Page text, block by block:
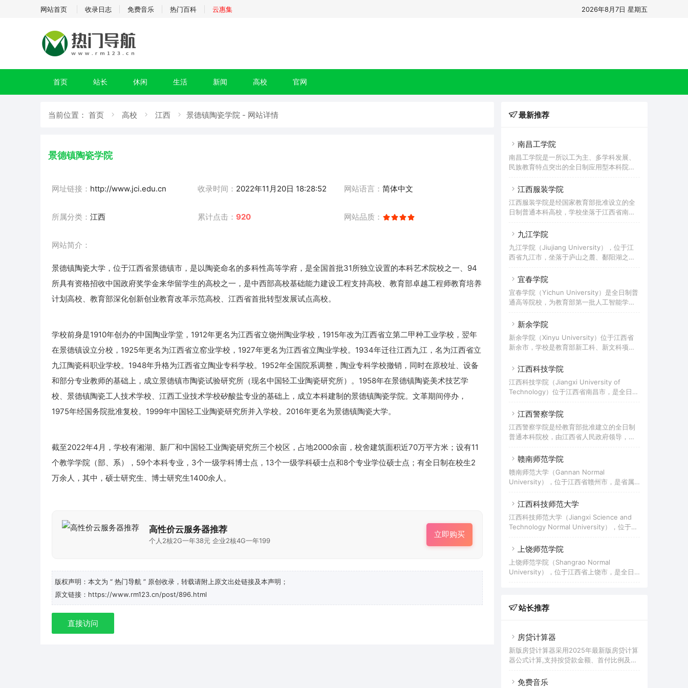
网站首页 收录日志 免费音乐 热门百科 云惠集 2026年8月7日 星期五
首页 站长 休闲 生活 新闻 高校 官网
当前位置： 首页 高校 江西 景德镇陶瓷学院 - 网站详情
景德镇陶瓷学院
网址链接： http://www.jci.edu.cn 收录时间： 2022年11月20日 18:28:52 网站语言： 简体中文
所属分类： 江西 累计点击：920 网站品质：
网站简介：
景德镇陶瓷大学，位于江西省景德镇市，是以陶瓷命名的多科性高等学府，是全国首批31所独立设置的本科艺术院校之一、94
所具有资格招收中国政府奖学金来华留学生的高校之一，是中西部高校基础能力建设工程支持高校、教育部卓越工程师教育培养
计划高校、教育部深化创新创业教育改革示范高校、江西省首批转型发展试点高校。
学校前身是1910年创办的中国陶业学堂，1912年更名为江西省立饶州陶业学校，1915年改为江西省立第二甲种工业学校，翌年
在景德镇设立分校，1925年更名为江西省立窑业学校，1927年更名为江西省立陶业学校。1934年迁往江西九江，名为江西省立
九江陶瓷科职业学校。1948年升格为江西省立陶业专科学校。1952年全国院系调整，陶业专科学校撤销，同时在原校址、设备
和部分专业教师的基础上，成立景德镇市陶瓷试验研究所（现名中国轻工业陶瓷研究所）。1958年在景德镇陶瓷美术技艺学
校、景德镇陶瓷工人技术学校、江西工业技术学校矽酸盐专业的基础上，成立本科建制的景德镇陶瓷学院。文革期间停办，
1975年经国务院批准复校。1999年中国轻工业陶瓷研究所并入学校。2016年更名为景德镇陶瓷大学。
截至2022年4月，学校有湘湖、新厂和中国轻工业陶瓷研究所三个校区，占地2000余亩，校舍建筑面积近70万平方米；设有11
个教学学院（部、系），59个本科专业，3个一级学科博士点，13个一级学科硕士点和8个专业学位硕士点；有全日制在校生2
万余人，其中，硕士研究生、博士研究生1400余人。
高性价云服务器推荐
个人2核2G一年38元 企业2核4G一年199
立即购买
版权声明：本文为 “ 热门导航 ” 原创收录，转载请附上原文出处链接及本声明；
原文链接：https://www.rm123.cn/post/896.html
直接访问
最新推荐
南昌工学院
南昌工学院是一所以工为主、多学科发展、
民族教育特点突出的全日制应用型本科院
西省“向应用型高校转型发展试点院校”。学
1998年，学校更名为赣江专修学院。2003
年，学校更名为江西赣江职业技术学院。
准，在江西赣江职业技术学院的基础上设立
南昌工学院。截至2021年2月，学校占地面
积1183亩，校舍建筑总面积56万平方米；设
个专科专业；有
江西服装学院
江西服装学院是经国家教育部批准设立的全
日制普通本科高校，学校坐落于江西省南昌
校，是一所面向时尚行业，以培养创意设
门人才为主的专业性院校。学校前身是1991
年7月建立的民办江西服装学院；1998年2
月，学校更名为江西服装职业技术学院，成
为具有独立颁发国家高等教育学历文凭资格
的全日制普通高校。2011年4月，经国家教
更名为江西服装学院。据2016年8
九江学院
九江学院（Jiujiang University），位于江
西省九江市，坐落于庐山之麓、鄱阳湖之
育培养计划”，是实行军地共建，省、市（九
通高等院校。九江学院由九江财经高等专科
学校、九江师范专科学校、九江医学专科学
组建而成。原九江财经高等专科学校前身为
创建于1981年的解放军企业干部学校；原九
江师范专科学校创建于1958年；原九江医学
校；原
宜春学院
宜春学院（Yichun University）是全日制普
通高等院校，为教育部第一批人工智能学院
划（百千万工程）建设学校”、江西省首批转
范基地。学校的前身是1958年创办的宜春大
学。2000年1月，经国家教育部批准，由原
宜春农业专科学校、宜春市职工业余大学合
并升格为全日制公办本科院校。截至2022年
4月，学校有本部校区、北校区和新校区三个
新余学院
新余学院（Xinyu University）位于江西省
新余市，学校是教育部新工科、新文科项目
批试点高校、教育部产学合作专业综合改革
划联合基金项目实施高校、教育部卓越创新
联盟首批成员单位、国家级语言文字规范化
江西省高校首届十大文明校园、江西省首批
转型发展试点高校。学校始创于1985年创办
的新余职业大学，1987年江西广播电视大学
1992年新余职业大
江西科技学院
江西科技学院（Jiangxi University of
Technology）位于江西省南昌市，是全日制
年的江西省高级职业学校，1999年经教育部
术学院。2005年升格为普通本科院校，改名
江西蓝天学院。2012年更名为江西科技学
面积2000余亩，建筑面积约85万平方米，建
有3.3万平方米的数字化图书馆，藏书230余
万册；设有12个二级学院和3个教学部，统招
江西警察学院
江西警察学院是经教育部批准建立的全日制
普通本科院校，由江西省人民政府领导，实
以江西省公安厅为主的管理体制，是政法干
警招录培养体制改革试点院校、公安部和江
西省人民政府共建高校。学校前身是1951年
创办的江西省公安学校，历经江西政法学
江西省人民警察学校、江西公安专科学校等
阶段，2010年经教育部批准成立江西警察学
院。截至2022年2月，学院校园占地
筑面积22.49万平方米。
赣南师范学院
赣南师范大学（Gannan Normal
University），位于江西省赣州市，是省属
被列为江西省公费师范生培养高校，是中国
政府奖学金学生接收院校。学校创办于1958
年6月，时为赣南师范专科学校；1984年更
校；2016年3月，经教育部批准更名为赣南
师范大学。截至2022年3月，学校有黄金、
章贡、白塔（大学科技园）3个校区，占地近
江西科技师范大学
江西科技师范大学（Jiangxi Science and
Technology Normal University），位于江
教育部"卓越教师培养计划"，为全国重点建
建设高校、江西省职教师资培养培训中心、
江西省教师资格面试直属考点管理办公室，
院为主体，南昌高等专科学校并入组成。南
昌高等专科学校办学起始于1952年；江西科
上饶师范学院
上饶师范学院（Shangrao Normal
University），位于江西省上饶市，是全日
部、江西省人民政府批准升格为上饶师范学
示，学校校园占地面积1594亩，校舍建筑总
面积47.88万平方米，折合在校生数16396
人。教职工1251人，馆藏纸质图书164万
站长推荐
房贷计算器
新版房贷计算器采用2025年最新版房贷计算
器公式计算,支持按贷款金额、首付比例及按
能房贷计算器,同时支持商业贷款计算器及公
免费音乐